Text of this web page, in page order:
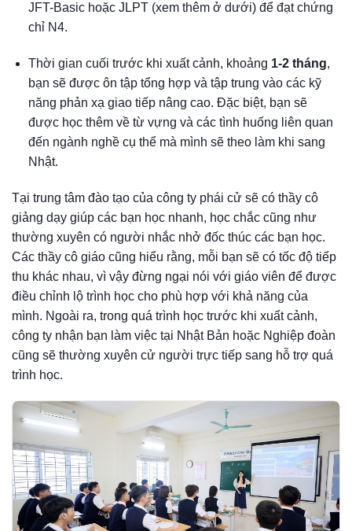
JFT-Basic hoặc JLPT (xem thêm ở dưới) để đạt chứng
chỉ N4.
Thời gian cuối trước khi xuất cảnh, khoảng 1-2 tháng,
bạn sẽ được ôn tập tổng hợp và tập trung vào các kỹ
năng phản xạ giao tiếp nâng cao. Đặc biệt, bạn sẽ
được học thêm về từ vựng và các tình huống liên quan
đến ngành nghề cụ thể mà mình sẽ theo làm khi sang
Nhật.
Tại trung tâm đào tạo của công ty phái cử sẽ có thầy cô
giảng dạy giúp các bạn học nhanh, học chắc cũng như
thường xuyên có người nhắc nhở đốc thúc các bạn học.
Các thầy cô giáo cũng hiểu rằng, mỗi bạn sẽ có tốc độ tiếp
thu khác nhau, vì vậy đừng ngại nói với giáo viên để được
điều chỉnh lộ trình học cho phù hợp với khả năng của
mình. Ngoài ra, trong quá trình học trước khi xuất cảnh,
công ty nhận bạn làm việc tại Nhật Bản hoặc Nghiệp đoàn
cũng sẽ thường xuyên cử người trực tiếp sang hỗ trợ quá
trình học.